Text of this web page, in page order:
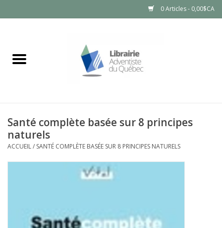
0 Articles - 0,00$CA
Santé complète basée sur 8 principes
naturels
ACCUEIL/ SANTÉ COMPLÈTE BASÉE SUR 8 PRINCIPES NATURELS